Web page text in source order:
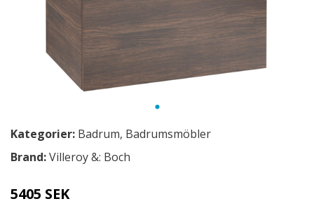
Kategorier: Badrum, Badrumsmöbler
Brand:Villeroy &: Boch
5405 SEK